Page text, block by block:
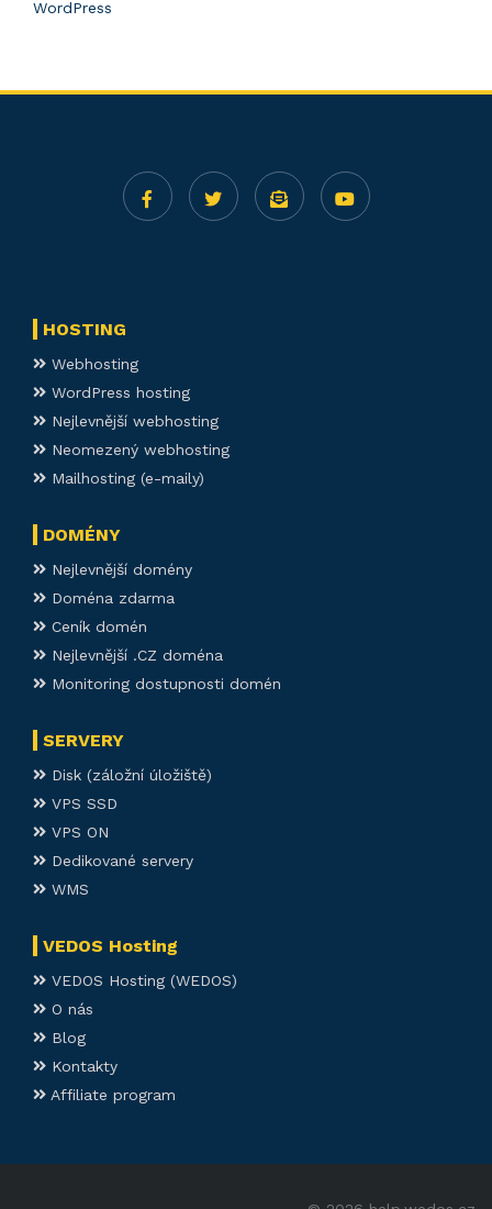
WordPress
HOSTING
Webhosting
WordPress hosting
Nejlevnější webhosting
Neomezený webhosting
Mailhosting (e-maily)
DOMÉNY
Nejlevnější domény
Doména zdarma
Ceník domén
Nejlevnější .CZ doména
Monitoring dostupnosti domén
SERVERY
Disk (záložní úložiště)
VPS SSD
VPS ON
Dedikované servery
WMS
VEDOS Hosting
VEDOS Hosting (WEDOS)
O nás
Blog
Kontakty
Affiliate program